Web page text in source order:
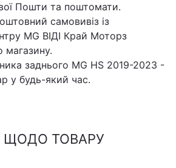
Пошти та поштомати.
самовивіз із
MG ВІДІ Край Моторз
заднього MG HS 2019-2023 -
у будь-який час.
ЩОДО ТОВАРУ